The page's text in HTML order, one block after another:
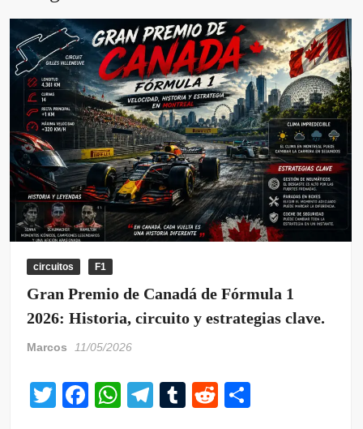
circuitos F1
Gran Premio de Canadá de Fórmula 1
2026: Historia, circuito y estrategias clave.
Marcos 11/05/2026
T
F
W
T
T
R